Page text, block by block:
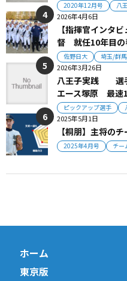
2020年12月号 八
2026年4月6日
【指揮官インタ
督 就任10年目の
佐野日大 埼玉/群
2026年3月26日
八王子実践 選手
エース塚原 最速
ピックアップ選手
2025年5月1日
【桐朋】主将の
2025年4月号 チー
ホーム
東京版